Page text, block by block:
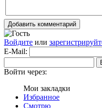
Добавить комментарий
Войдите или
E-Mail:
Войти через:
Мои закладки
Избранное
Смотрю